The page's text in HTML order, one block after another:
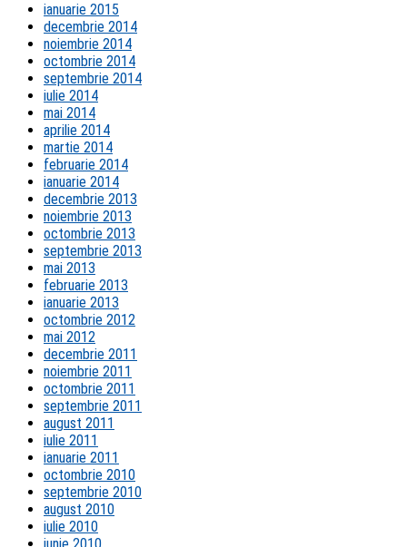
ianuarie 2015
decembrie 2014
noiembrie 2014
octombrie 2014
septembrie 2014
iulie 2014
mai 2014
aprilie 2014
martie 2014
februarie 2014
ianuarie 2014
decembrie 2013
noiembrie 2013
octombrie 2013
septembrie 2013
mai 2013
februarie 2013
ianuarie 2013
octombrie 2012
mai 2012
decembrie 2011
noiembrie 2011
octombrie 2011
septembrie 2011
august 2011
iulie 2011
ianuarie 2011
octombrie 2010
septembrie 2010
august 2010
iulie 2010